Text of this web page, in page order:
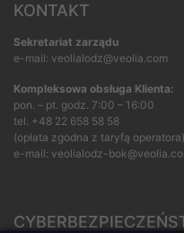
KONTAKT
Sekretariat zarządu
e-mail: veolialodz@veolia.com
Kompleksowa obsługa Klienta:
pon. – pt. godz. 7:00 – 16:00
tel. +48 22 658 58 58
(opłata zgodna z taryfą operatora)
e-mail: veolialodz-